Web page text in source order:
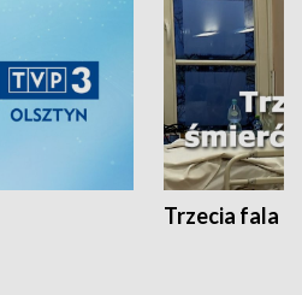
Trzecia fala -